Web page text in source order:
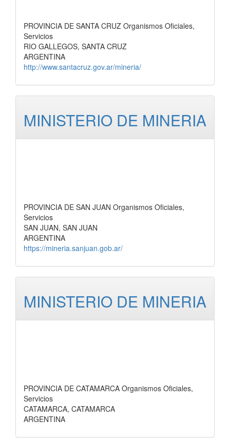
PROVINCIA DE SANTA CRUZ Organismos Oficiales,
Servicios
RIO GALLEGOS, SANTA CRUZ
ARGENTINA
http://www.santacruz.gov.ar/mineria/
MINISTERIO DE MINERIA
PROVINCIA DE SAN JUAN Organismos Oficiales,
Servicios
SAN JUAN, SAN JUAN
ARGENTINA
https://mineria.sanjuan.gob.ar/
MINISTERIO DE MINERIA
PROVINCIA DE CATAMARCA Organismos Oficiales,
Servicios
CATAMARCA, CATAMARCA
ARGENTINA